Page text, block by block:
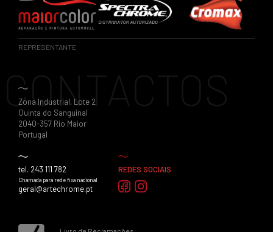
REPRESENTANTE
CONTACTOS
Zona Industrial, Lote 2
Quinta do Sanguinal
2040-357 Rio Maior
Portugal
tel. 243 111 782
Chamada para rede fixa nacional
geral@artechrome.pt
REDES SOCIAIS